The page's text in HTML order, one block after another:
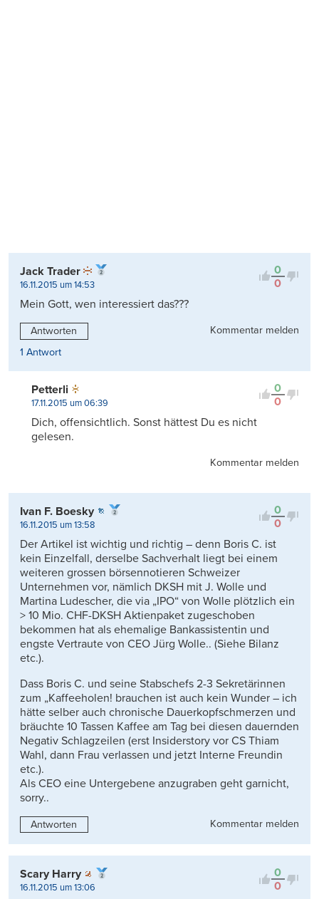
0
0
Jack Trader
16.11.2015 um 14:53
Mein Gott, wen interessiert das???
Antworten
Kommentar melden
1 Antwort
0
0
Petterli
17.11.2015 um 06:39
Dich, offensichtlich. Sonst hättest Du es nicht
gelesen.
Kommentar melden
0
0
Ivan F. Boesky
16.11.2015 um 13:58
Der Artikel ist wichtig und richtig – denn Boris C. ist
kein Einzelfall, derselbe Sachverhalt liegt bei einem
weiteren grossen börsennotieren Schweizer
Unternehmen vor, nämlich DKSH mit J. Wolle und
Martina Ludescher, die via „IPO“ von Wolle plötzlich ein
> 10 Mio. CHF-DKSH Aktienpaket zugeschoben
bekommen hat als ehemalige Bankassistentin und
engste Vertraute von CEO Jürg Wolle.. (Siehe Bilanz
etc.).
Dass Boris C. und seine Stabschefs 2-3 Sekretärinnen
zum „Kaffeeholen! brauchen ist auch kein Wunder – ich
hätte selber auch chronische Dauerkopfschmerzen und
bräuchte 10 Tassen Kaffee am Tag bei diesen dauernden
Negativ Schlagzeilen (erst Insiderstory vor CS Thiam
Wahl, dann Frau verlassen und jetzt Interne Freundin
etc.).
Als CEO eine Untergebene anzugraben geht garnicht,
sorry..
Antworten Kommentar melden
0
0
Scary Harry
16.11.2015 um 13:06